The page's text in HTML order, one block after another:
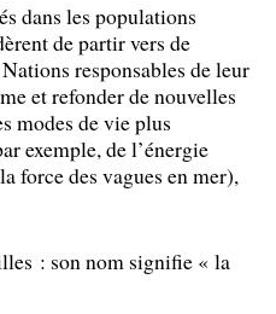
dans les populations
de partir vers de
responsables de leur
et refonder de nouvelles
modes de vie plus
exemple, de l’énergie
force des vagues en mer),
: son nom signifie « la